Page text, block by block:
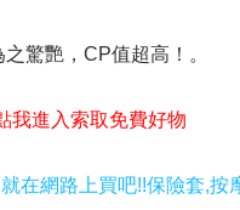
驚艷，CP值超高！。
我進入索取免費好物
在網路上買吧!!保險套,按